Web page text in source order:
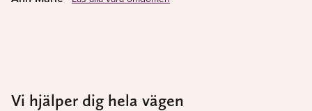
Vi hjälper dig hela vägen